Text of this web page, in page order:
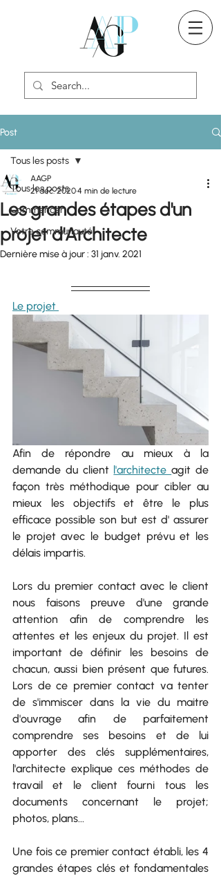
Post
Tous les posts
Commencer
Votre communauté
Tous les posts
Les grandes étapes d'un
projet d'Architecte
AAGP
21 déc. 20204 min de lecture
Dernière mise à jour : 31 janv. 2021
Le projet
Afin de répondre au mieux à la
demande du client l'architecte agit de
façon très méthodique pour cibler au
mieux les objectifs et être le plus
efficace possible son but est d' assurer
le projet avec le budget prévu et les
délais impartis.
Lors du premier contact avec le client
nous faisons preuve d'une grande
attention afin de comprendre les
attentes et les enjeux du projet. Il est
important de définir les besoins de
chacun, aussi bien présent que futures.
Lors de ce premier contact va tenter
de s'immiscer dans la vie du maitre
d'ouvrage afin de parfaitement
comprendre ses besoins et de lui
apporter des clés supplémentaires,
l'architecte explique ces méthodes de
travail et le client fourni tous les
documents concernant le projet;
photos, plans...
Une fois ce premier contact établi, les 4
grandes étapes clés et fondamentales